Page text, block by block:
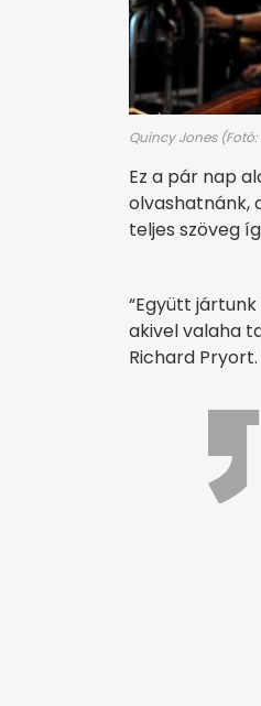
Quincy Jones
Ez a pár nap
olvashatnánk,
teljes szöveg
“Együtt
akivel valaha
Richard